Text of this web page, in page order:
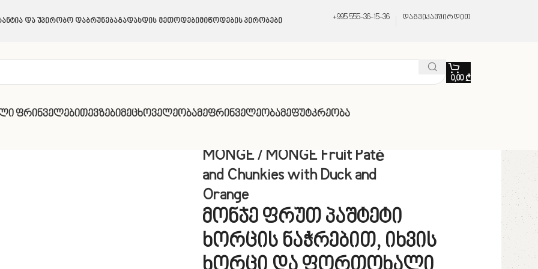
Და Უპირობო ᲓაბრუნებაᲒადახდის ᲛეთოდებიᲛიწოდების Პირობები +995 555-36-15-36 დაგვიკავშირდით
0,00₾
ᲤრინველებიᲗევზებიᲛეცხოველეობაᲛეფრინველეობაᲛეფუტკრეობა
with Duck and Orange
MONGE / MONGE Fruit Paté
and Chunkies with Duck and
Orange
მონჯე ფრუთ პაშტეტი
ხორცის ნაჭრებით, იხვის